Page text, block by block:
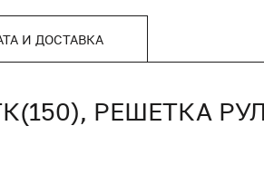
И ДОСТАВКА
РЕШЕТКА